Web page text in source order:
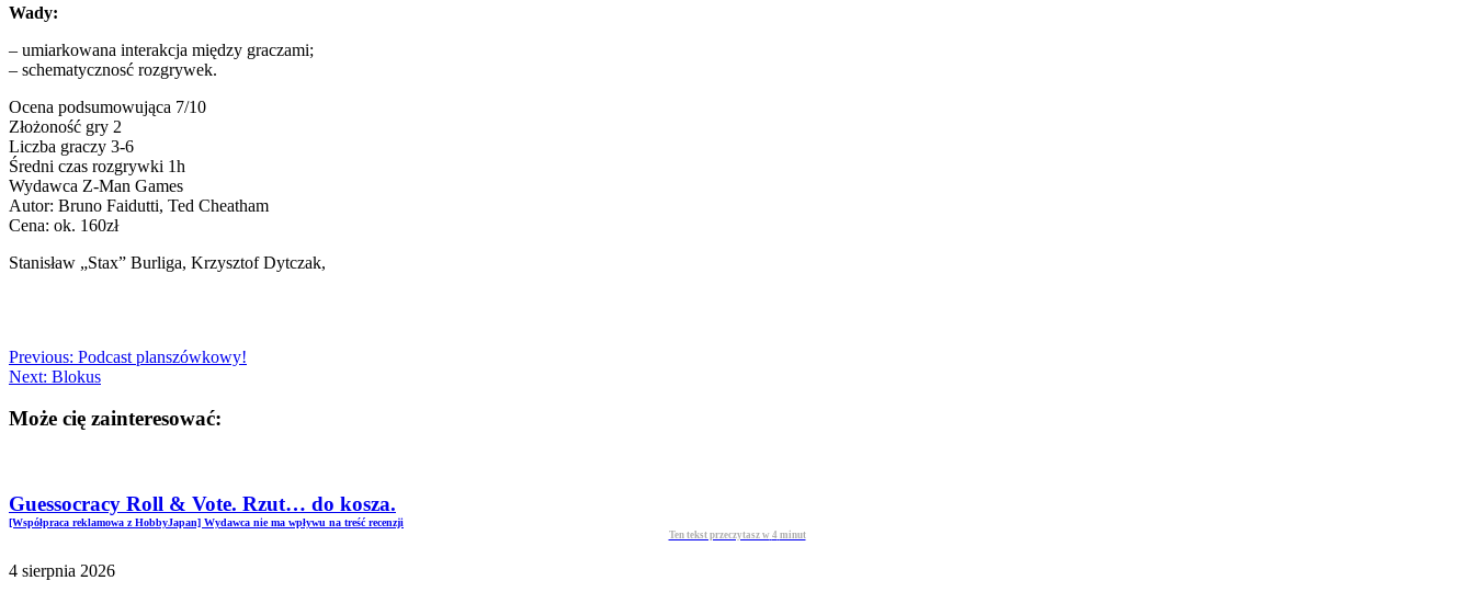
Wady:
– umiarkowana interakcja między graczami;
– schematycznosć rozgrywek.
Ocena podsumowująca 7/10
Złożoność gry 2
Liczba graczy 3-6
Średni czas rozgrywki 1h
Wydawca Z-Man Games
Autor: Bruno Faidutti, Ted Cheatham
Cena: ok. 160zł
Stanisław „Stax” Burliga, Krzysztof Dytczak,
Previous: Podcast planszówkowy!
Next: Blokus
Może cię zainteresować:
Guessocracy Roll & Vote. Rzut… do kosza.
[Współpraca reklamowa z HobbyJapan] Wydawca nie ma wpływu na treść recenzji
Ten tekst przeczytasz w 4 minut
4 sierpnia 2026